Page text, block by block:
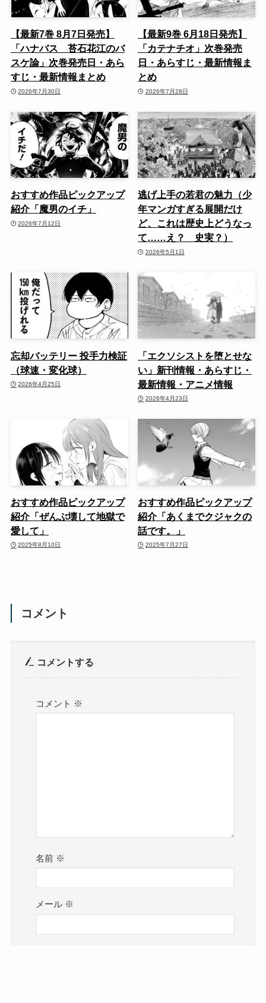
【最新7巻 8月7日発売】
「ハナバス 苔石花江のバ
スケ論」次巻発売日・あら
すじ・最新情報まとめ
2026年7月30日
【最新9巻 6月18日発売】
「カテナチオ」次巻発売
日・あらすじ・最新情報ま
とめ
2026年7月28日
おすすめ作品ピックアップ
紹介「魔男のイチ」
2026年7月12日
逃げ上手の若君の魅力（少
年マンガすぎる展開だけ
ど、これは歴史上どうなっ
て……え？ 史実？）
2026年5月1日
忘却バッテリー 投手力検証
（球速・変化球）
2026年4月25日
「エクソシストを堕とせな
い」新刊情報・あらすじ・
最新情報・アニメ情報
2026年4月23日
おすすめ作品ピックアップ
紹介「ぜんぶ壊して地獄で
愛して」
2025年8月10日
おすすめ作品ピックアップ
紹介「あくまでクジャクの
話です。」
2025年7月27日
コメント
コメントする
コメント ※
名前 ※
メール ※